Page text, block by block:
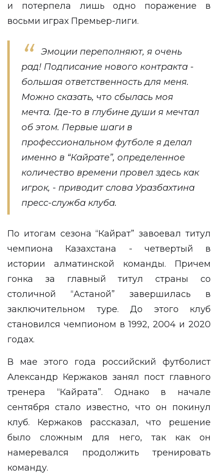
и потерпела лишь одно поражение в
восьми играх Премьер-лиги.
Эмоции переполняют, я очень
рад! Подписание нового контракта -
большая ответственность для меня.
Можно сказать, что сбылась моя
мечта. Где-то в глубине души я мечтал
об этом. Первые шаги в
профессиональном футболе я делал
именно в “Кайрате”, определенное
количество времени провел здесь как
игрок, - приводит слова Уразбахтина
пресс-служба клуба.
По итогам сезона “Кайрат” завоевал титул
чемпиона Казахстана - четвертый в
истории алматинской команды. Причем
гонка за главный титул страны со
столичной “Астаной” завершилась в
заключительном туре. До этого клуб
становился чемпионом в 1992, 2004 и 2020
годах.
В мае этого года российский футболист
Александр Кержаков занял пост главного
тренера “Кайрата”. Однако в начале
сентября стало известно, что он покинул
клуб. Кержаков рассказал, что решение
было сложным для него, так как он
намеревался продолжить тренировать
команду.